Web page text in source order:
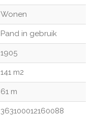
Wonen
Pand in gebruik
1905
141 m2
61 m
363100012160088